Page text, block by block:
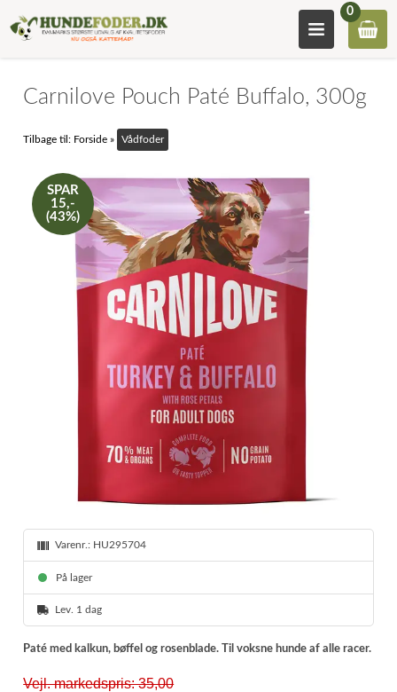
0
Carnilove Pouch Paté Buffalo, 300g
Tilbage til: Forside » Vådfoder
SPAR
15,-
(43%)
Varenr.: HU295704
På lager
Lev. 1 dag
Paté med kalkun, bøffel og rosenblade. Til voksne hunde af alle racer.
Vejl. markedspris: 35,00